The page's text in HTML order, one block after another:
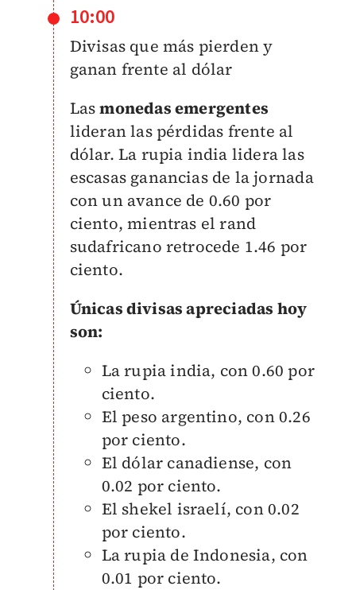
10:00
Divisas que más pierden y
ganan frente al dólar
Lasmonedas emergentes
lideran las pérdidas frente al
dólar. La rupia india lidera las
escasas ganancias de la jornada
con un avance de 0.60 por
ciento, mientras el rand
sudafricano retrocede 1.46 por
ciento.
Únicas divisas apreciadas hoy
son:
La rupia india, con 0.60 por
ciento.
El peso argentino, con 0.26
por ciento.
El dólar canadiense, con
0.02 por ciento.
El shekel israelí, con 0.02
por ciento.
La rupia de Indonesia, con
0.01 por ciento.